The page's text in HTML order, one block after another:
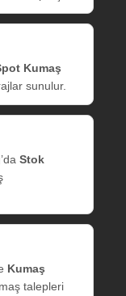
Kumaş
sunulur.
Stok
Kumaş
talepleri